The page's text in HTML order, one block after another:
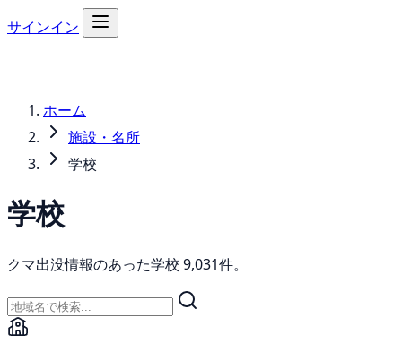
サインイン
ホーム
施設・名所
学校
学校
クマ出没情報のあった学校 9,031件。